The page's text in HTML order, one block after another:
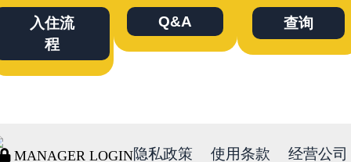
入住流
程
Q&A 查询
MANAGER LOGIN隐私政策 使用条款 经营公司